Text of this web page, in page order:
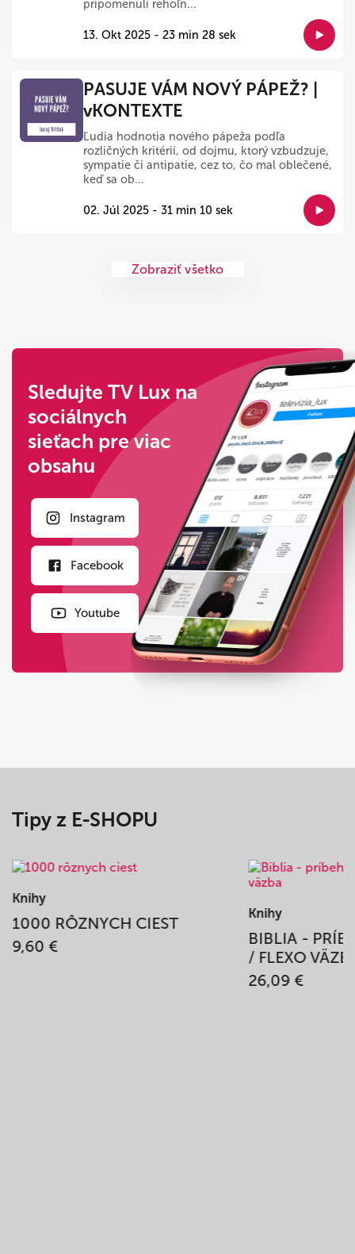
pripomenuli rehoľn...
13. Okt 2025 - 23 min 28 sek
PASUJE VÁM NOVÝ PÁPEŽ? |
vKONTEXTE
Ľudia hodnotia nového pápeža podľa
rozličných kritérií, od dojmu, ktorý vzbudzuje,
sympatie či antipatie, cez to, čo mal oblečené,
keď sa ob...
02. Júl 2025 - 31 min 10 sek
Zobraziť všetko
Sledujte TV Lux na
sociálnych
sieťach pre viac
obsahu
Instagram
Facebook
Youtube
Tipy z E-SHOPU
Knihy
1000 RÔZNYCH CIEST
9,60 €
Knihy
BIBLIA -
/ FLEXO
26,09 €